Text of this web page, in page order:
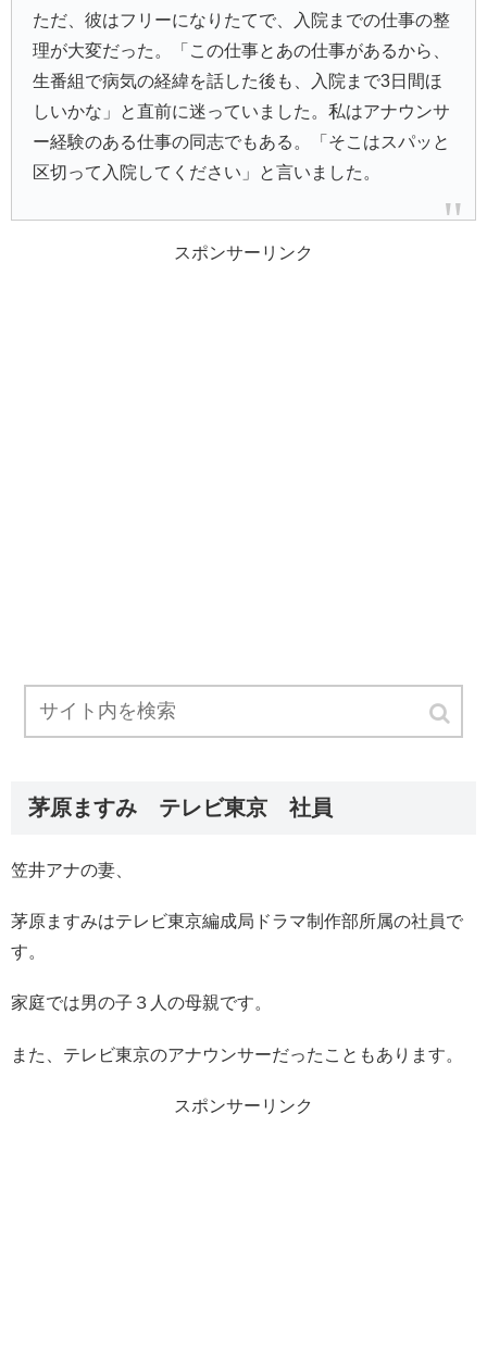
ただ、彼はフリーになりたてで、入院までの仕事の整
理が大変だった。「この仕事とあの仕事があるから、
生番組で病気の経緯を話した後も、入院まで3日間ほ
しいかな」と直前に迷っていました。私はアナウンサ
ー経験のある仕事の同志でもある。「そこはスパッと
区切って入院してください」と言いました。
スポンサーリンク
茅原ますみ テレビ東京 社員
笠井アナの妻、
茅原ますみはテレビ東京編成局ドラマ制作部所属の社員で
す。
家庭では男の子３人の母親です。
また、テレビ東京のアナウンサーだったこともあります。
スポンサーリンク